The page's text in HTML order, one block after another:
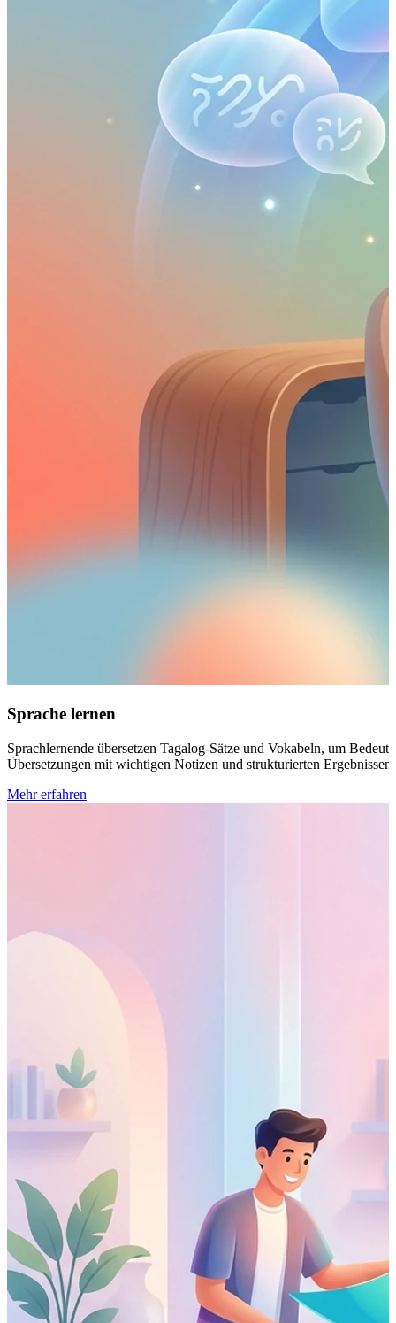
Sprache lernen
Sprachlernende übersetzen Tagalog-Sätze und Vokabeln, um
Übersetzungen mit wichtigen Notizen und strukturierten
Mehr erfahren